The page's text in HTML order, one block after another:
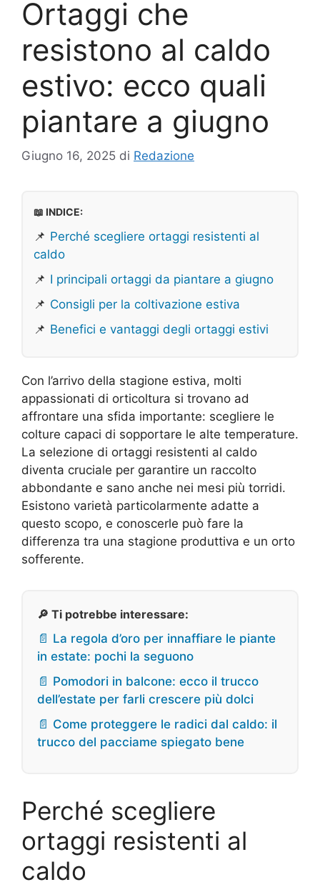
Ortaggi che
resistono al caldo
estivo: ecco quali
piantare a giugno
Giugno 16, 2025 di Redazione
📖 INDICE:
📌 Perché scegliere ortaggi resistenti al
caldo
📌 I principali ortaggi da piantare a giugno
📌 Consigli per la coltivazione estiva
📌 Benefici e vantaggi degli ortaggi estivi
Con l’arrivo della stagione estiva, molti
appassionati di orticoltura si trovano ad
affrontare una sfida importante: scegliere le
colture capaci di sopportare le alte temperature.
La selezione di ortaggi resistenti al caldo
diventa cruciale per garantire un raccolto
abbondante e sano anche nei mesi più torridi.
Esistono varietà particolarmente adatte a
questo scopo, e conoscerle può fare la
differenza tra una stagione produttiva e un orto
sofferente.
🔎 Ti potrebbe interessare:
📄 La regola d’oro per innaffiare le piante
in estate: pochi la seguono
📄 Pomodori in balcone: ecco il trucco
dell’estate per farli crescere più dolci
📄 Come proteggere le radici dal caldo: il
trucco del pacciame spiegato bene
Perché scegliere
ortaggi resistenti al
caldo